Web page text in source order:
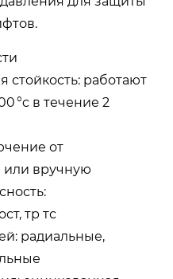
стойкость: работают
°c в течение 2
от
или вручную
тр тс
радиальные,